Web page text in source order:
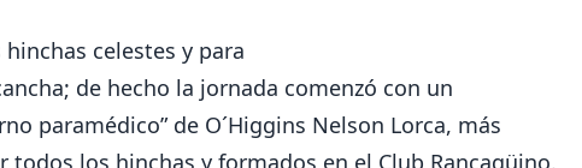
celestes y para
de hecho la jornada comenzó con un
paramédico” de O´Higgins Nelson Lorca, más
todos los hinchas y formados en el Club Rancagüino.